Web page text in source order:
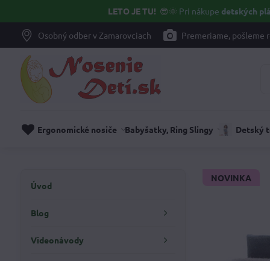
LETO JE TU! 😎🌞 Pri nákupe detských
Osobný odber v Zamarovciach Premeriame, pošleme
Ergonomické nosiče Babyšatky, Ring Slingy Detský
NOVINKA
Úvod
Blog
Videonávody